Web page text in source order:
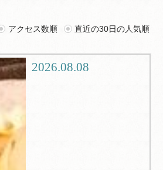
ツアー
アクセス数順 直近の30日の人気順
2026.08.08